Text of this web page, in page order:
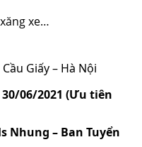
xe…
Giấy – Hà Nội
06/2021 (Ưu tiên
Nhung – Ban Tuyển